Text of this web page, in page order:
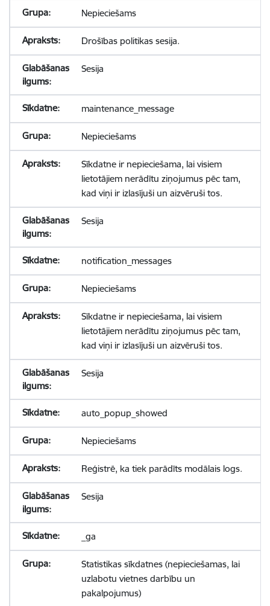
Nepieciešams
Drošības politikas sesija.
Sesija
maintenance_message
Nepieciešams
Sīkdatne ir nepieciešama, lai visiem
lietotājiem nerādītu ziņojumus pēc tam,
kad viņi ir izlasījuši un aizvēruši tos.
Sesija
notification_messages
Nepieciešams
Sīkdatne ir nepieciešama, lai visiem
lietotājiem nerādītu ziņojumus pēc tam,
kad viņi ir izlasījuši un aizvēruši tos.
Sesija
auto_popup_showed
Nepieciešams
Reģistrē, ka tiek parādīts modālais logs.
Sesija
_ga
Statistikas sīkdatnes (nepieciešamas, lai
uzlabotu vietnes darbību un
pakalpojumus)